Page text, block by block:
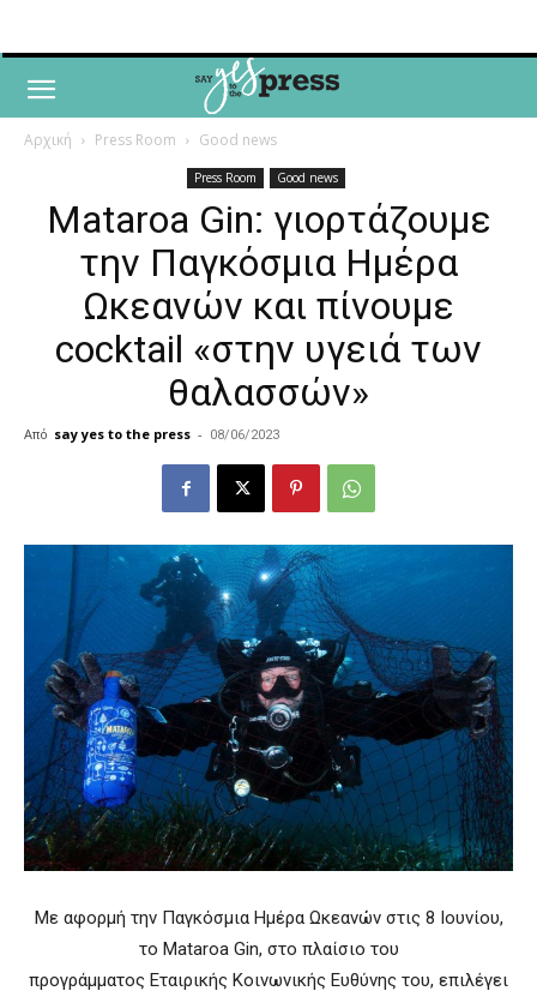
Αρχική Press Room Good news
Press Room Good news
Mataroa Gin: γιορτάζουμε
την Παγκόσμια Ημέρα
Ωκεανών και πίνουμε
cocktail «στην υγειά των
θαλασσών»
Από say yes to the press - 08/06/2023
Με αφορμή την Παγκόσμια Ημέρα Ωκεανών στις 8 Ιουνίου,
το Mataroa Gin, στο πλαίσιο του
προγράμματος Εταιρικής Κοινωνικής Ευθύνης του, επιλέγει